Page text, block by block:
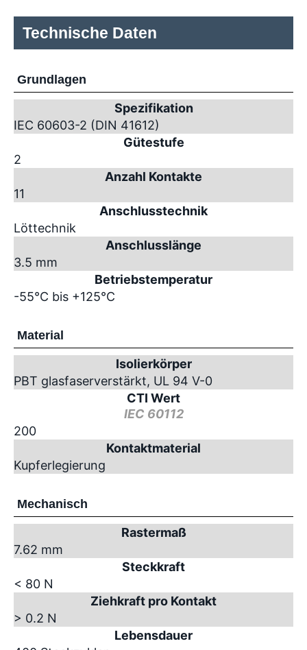
Technische Daten
Grundlagen
Spezifikation
IEC 60603-2 (DIN 41612)
Gütestufe
2
Anzahl Kontakte
11
Anschlusstechnik
Löttechnik
Anschlusslänge
3.5 mm
Betriebstemperatur
-55°C bis +125°C
Material
Isolierkörper
PBT glasfaserverstärkt, UL 94 V-0
CTI Wert
IEC 60112
200
Kontaktmaterial
Kupferlegierung
Mechanisch
Rastermaß
7.62 mm
Steckkraft
< 80 N
Ziehkraft pro Kontakt
> 0.2 N
Lebensdauer